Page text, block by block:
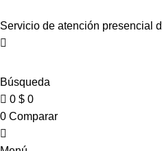
Servicio de atención presencial
Búsqueda
0 $ 0
0 Comparar